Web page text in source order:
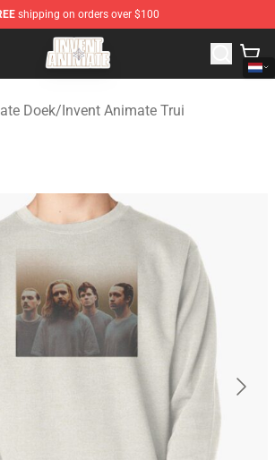
shipping on orders over $100
Shop - Official Invent Animate
Doek/Invent Animate Trui